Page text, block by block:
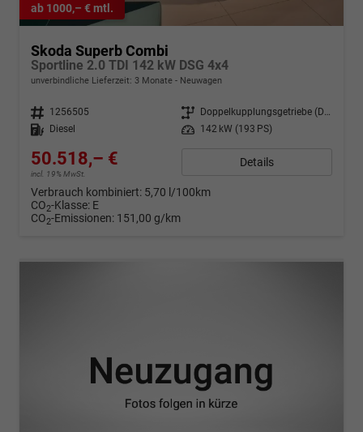
ab 1000,– € mtl.
Skoda Superb Combi
Sportline 2.0 TDI 142 kW DSG 4x4
unverbindliche Lieferzeit: 3 Monate Neuwagen
Fahrzeugnr. 1256505 Getriebe
Doppelkupplungsgetriebe (DSG)
Kraftstoff
Diesel Leistung 142 kW (193 PS)
50.518,– €
incl. 19% MwSt.
Details
Verbrauch kombiniert: 5,70 l/100km
CO2-Klasse: E
CO2-Emissionen: 151,00 g/km